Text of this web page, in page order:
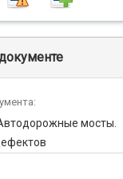
мосты.